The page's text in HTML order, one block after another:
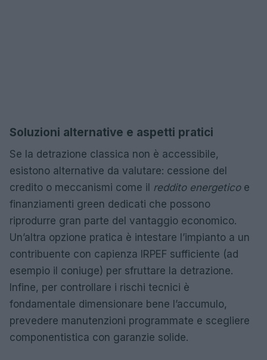
Soluzioni alternative e aspetti pratici
Se la detrazione classica non è accessibile,
esistono alternative da valutare: cessione del
credito o meccanismi come il reddito energeticoe
finanziamenti green dedicati che possono
riprodurre gran parte del vantaggio economico.
Un’altra opzione pratica è intestare l’impianto a un
contribuente con capienza IRPEF sufficiente (ad
esempio il coniuge) per sfruttare la detrazione.
Infine, per controllare i rischi tecnici è
fondamentale dimensionare bene l’accumulo,
prevedere manutenzioni programmate e scegliere
componentistica con garanzie solide.